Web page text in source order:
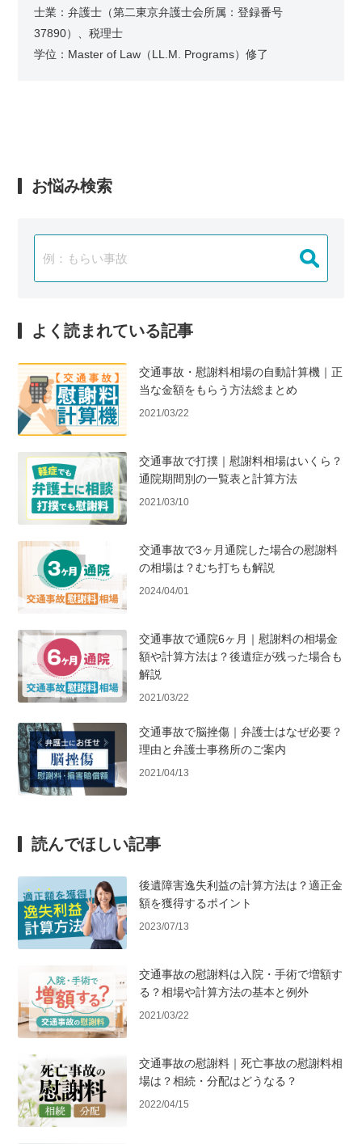
士業：弁護士（第二東京弁護士会所属：登録番号
37890）、税理士
学位：Master of Law（LL.M. Programs）修了
お悩み検索
よく読まれている記事
交通事故・慰謝料相場の自動計算機｜正
当な金額をもらう方法総まとめ
2021/03/22
交通事故で打撲｜慰謝料相場はいくら？
通院期間別の一覧表と計算方法
2021/03/10
交通事故で3ヶ月通院した場合の慰謝料
の相場は？むち打ちも解説
2024/04/01
交通事故で通院6ヶ月｜慰謝料の相場金
額や計算方法は？後遺症が残った場合も
解説
2021/03/22
交通事故で脳挫傷｜弁護士はなぜ必要？
理由と弁護士事務所のご案内
2021/04/13
読んでほしい記事
後遺障害逸失利益の計算方法は？適正金
額を獲得するポイント
2023/07/13
交通事故の慰謝料は入院・手術で増額す
る？相場や計算方法の基本と例外
2021/03/22
交通事故の慰謝料｜死亡事故の慰謝料相
場は？相続・分配はどうなる？
2022/04/15